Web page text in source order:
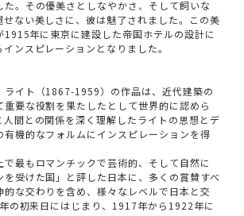
た。その優美さとしなやかさ、そして飼いな
せない美しさに、彼は魅了されました。この美
1915年に東京に建設した帝国ホテルの設計に
ンスピレーションとなりました。
ライト（1867-1959）の作品は、近代建築の
要な役割を果たしたとして世界的に認めら
間との関係を深く理解したライトの思想とデ
有機的なフォルムにインスピレーションを得
最もロマンチックで芸術的、そして自然に
を受けた国」と評した日本に、多くの賞賛すべ
的な交わりを含め、様々なレベルで日本と交
の初来日にはじまり、1917年から1922年に